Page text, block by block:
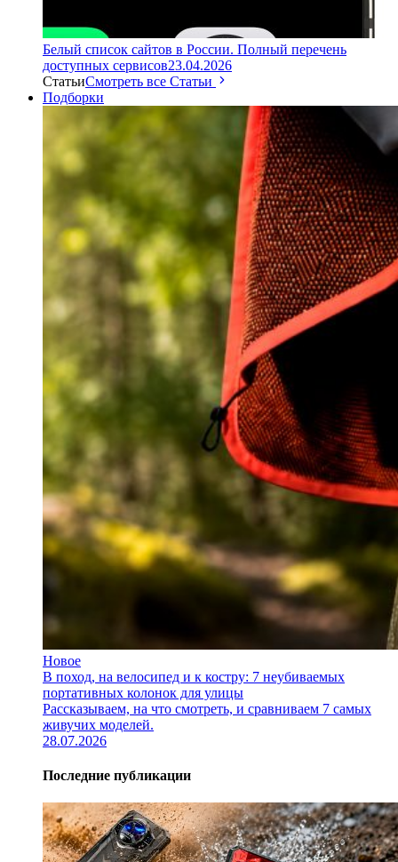
Белый список сайтов в России. Полный перечень
доступных сервисов23.04.2026
СтатьиСмотреть все Статьи
Подборки
Новое
В поход, на велосипед и к костру: 7 неубиваемых
портативных колонок для улицы
Рассказываем, на что смотреть, и сравниваем 7 самых
живучих моделей.
28.07.2026
Последние публикации